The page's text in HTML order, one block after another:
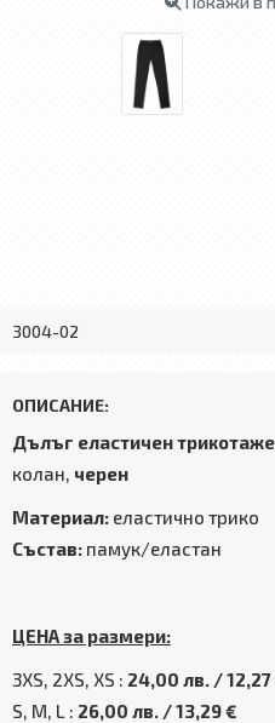
3004-02
ОПИСАНИЕ:
Дълъг еластичен
колан, черен
Материал: еластично трико
Състав: памук/еластан
ЦЕНА за размери:
3XS, 2XS, XS : 24,00 лв. / 12,27
S, M, L : 26,00 лв. / 13,29 €